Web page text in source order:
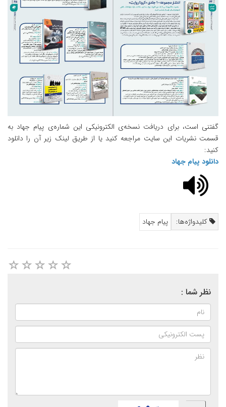
گفتنی است، برای دریافت نسخه‌ی الکترونیکی این شماره‌ی پیام جهاد به
قسمت نشریات این سایت مراجعه کنید یا از طریق لینک زیر آن را دانلود
کنید:
دانلود پیام جهاد
کلیدواژه‌ها: پیام جهاد
نظر شما :